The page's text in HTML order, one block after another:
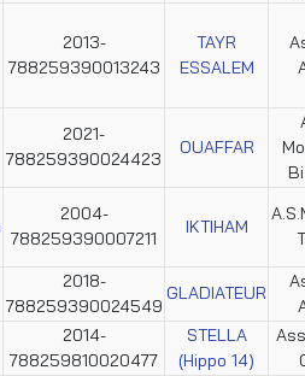
2013-
788259390013243
TAYR
ESSALEM
2021-
788259390024423
OUAFFAR
2004-
788259390007211
IKTIHAM
2018-
788259390024549
GLADIATEUR
2014-
788259810020477
STELLA
(Hippo 14)